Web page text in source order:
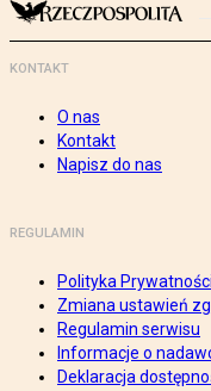
KONTAKT
O nas
Kontakt
Napisz do nas
REGULAMIN
Polityka Prywatności
Zmiana ustawień
Regulamin serwisu
Informacje o
Deklaracja